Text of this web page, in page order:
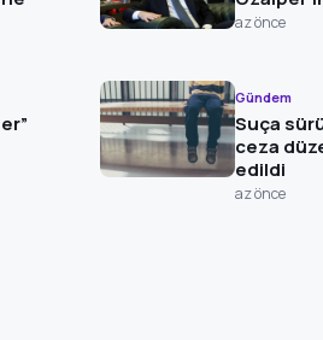
az önce
Gündem
Suça
ceza
edildi
az önce